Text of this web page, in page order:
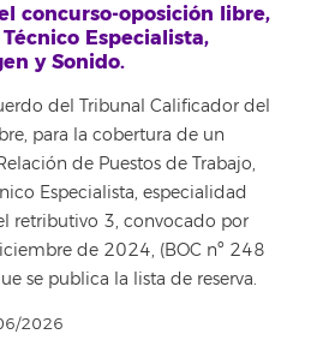
concurso-oposición libre,
Especialista,
y Sonido.
del Tribunal Calificador del
para la cobertura de un
de Puestos de Trabajo,
Especialista, especialidad
retributivo 3, convocado por
de 2024, (BOC nº 248
se publica la lista de reserva.
2026